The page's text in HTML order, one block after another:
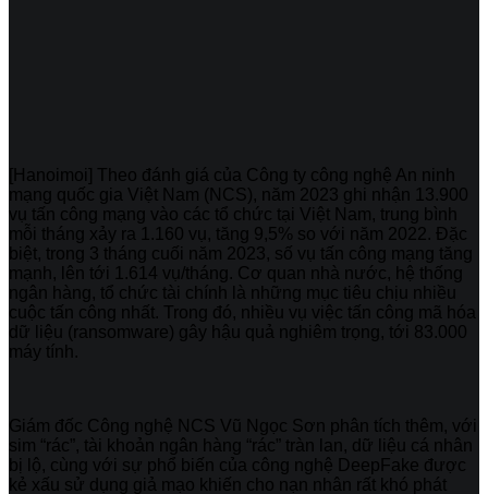
[Hanoimoi] Theo đánh giá của Công ty công nghệ An ninh
mạng quốc gia Việt Nam (NCS), năm 2023 ghi nhận 13.900
vụ tấn công mạng vào các tổ chức tại Việt Nam, trung bình
mỗi tháng xảy ra 1.160 vụ, tăng 9,5% so với năm 2022. Đặc
biệt, trong 3 tháng cuối năm 2023, số vụ tấn công mạng tăng
mạnh, lên tới 1.614 vụ/tháng. Cơ quan nhà nước, hệ thống
ngân hàng, tổ chức tài chính là những mục tiêu chịu nhiều
cuộc tấn công nhất. Trong đó, nhiều vụ việc tấn công mã hóa
dữ liệu (ransomware) gây hậu quả nghiêm trọng, tới 83.000
máy tính.
Giám đốc Công nghệ NCS Vũ Ngọc Sơn phân tích thêm, với
sim “rác”, tài khoản ngân hàng “rác” tràn lan, dữ liệu cá nhân
bị lộ, cùng với sự phổ biến của công nghệ DeepFake được
kẻ xấu sử dụng giả mạo khiến cho nạn nhân rất khó phát